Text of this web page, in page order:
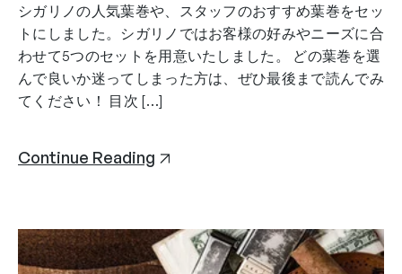
シガリノの人気葉巻や、スタッフのおすすめ葉巻をセッ
トにしました。シガリノではお客様の好みやニーズに合
わせて5つのセットを用意いたしました。 どの葉巻を選
んで良いか迷ってしまった方は、ぜひ最後まで読んでみ
てください！ 目次 […]
Continue Reading